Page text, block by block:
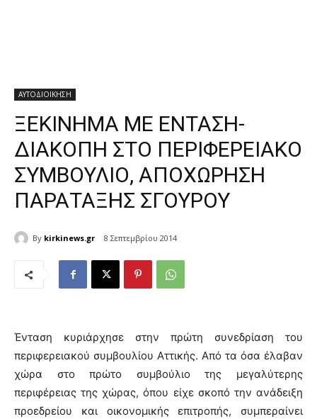
ΑΥΤΟΔΙΟΙΚΗΣΗ
ΞΕΚΙΝΗΜΑ ΜΕ ΕΝΤΑΣΗ-
ΔΙΑΚΟΠΗ ΣΤΟ ΠΕΡΙΦΕΡΕΙΑΚΟ
ΣΥΜΒΟΥΛΙΟ, ΑΠΟΧΩΡΗΣΗ
ΠΑΡΑΤΑΞΗΣ ΣΓΟΥΡΟΥ
By kirkinews.gr 8 Σεπτεμβρίου 2014
Ένταση κυριάρχησε στην πρώτη συνεδρίαση του
περιφερειακού συμβουλίου Αττικής. Από τα όσα έλαβαν
χώρα στο πρώτο συμβούλιο της μεγαλύτερης
περιφέρειας της χώρας, όπου είχε σκοπό την ανάδειξη
προεδρείου και οικονομικής επιτροπής, συμπεραίνει